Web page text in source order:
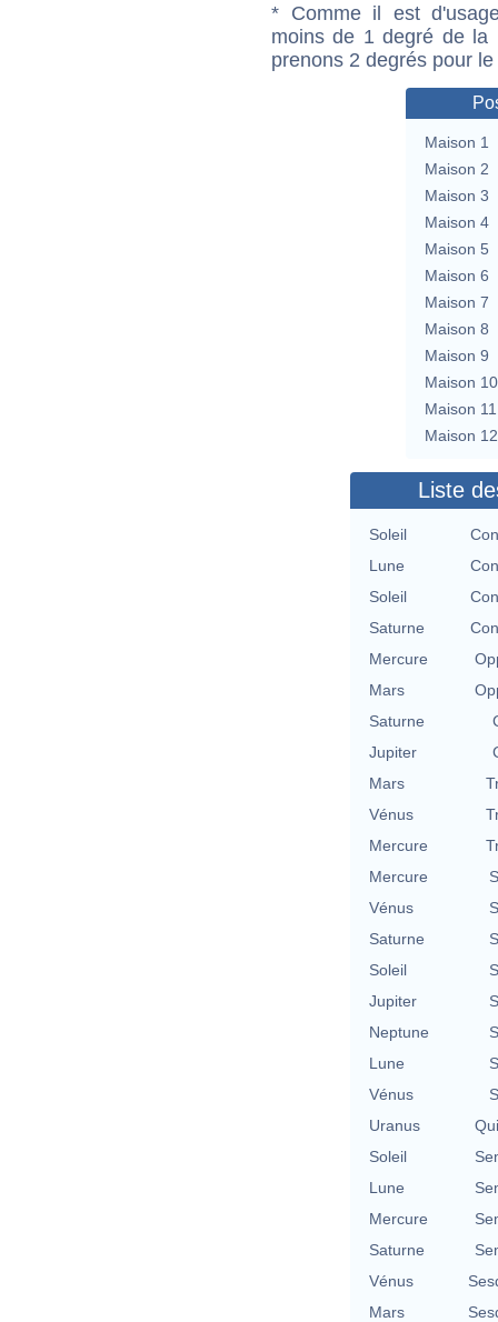
* Comme il est
moins de 1 degré de la
prenons 2 degrés pour
Maison 1
Maison 2
Maison 3
Maison 4
Maison 5
Maison 6
Maison 7
Maison 8
Maison 9
Maison 10
Maison 11
Maison 12
Liste
Soleil
Lune
Soleil
Saturne
Mercure
Mars
Saturne
Jupiter
Mars
Vénus
Mercure
Mercure
Vénus
Saturne
Soleil
Jupiter
Neptune
Lune
Vénus
Uranus
Soleil
Lune
Mercure
Saturne
Vénus
Mars